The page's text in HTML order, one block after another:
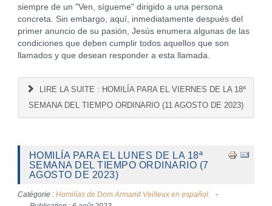
siempre de un "Ven, sígueme" dirigido a una persona
concreta. Sin embargo, aquí, inmediatamente después del
primer anuncio de su pasión, Jesús enumera algunas de las
condiciones que deben cumplir todos aquellos que son
llamados y que desean responder a esta llamada.
LIRE LA SUITE : HOMILÍA PARA EL VIERNES DE LA 18ª
SEMANA DEL TIEMPO ORDINARIO (11 AGOSTO DE 2023)
HOMILÍA PARA EL LUNES DE LA 18ª
SEMANA DEL TIEMPO ORDINARIO (7
AGOSTO DE 2023)
Catégorie : Homilías de Dom Armand Veilleux en español.